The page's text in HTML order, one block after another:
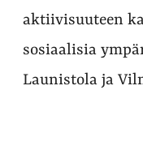
aktiivisuuteen
sosiaalisia
Launistola ja